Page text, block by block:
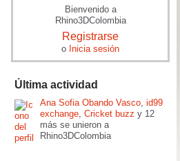
Bienvenido a
Rhino3DColombia
Registrarse
o Inicia sesión
Última actividad
Ana Sofia Obando Vasco, id99
exchange, Cricket buzz y 12
más se unieron a
Rhino3DColombia